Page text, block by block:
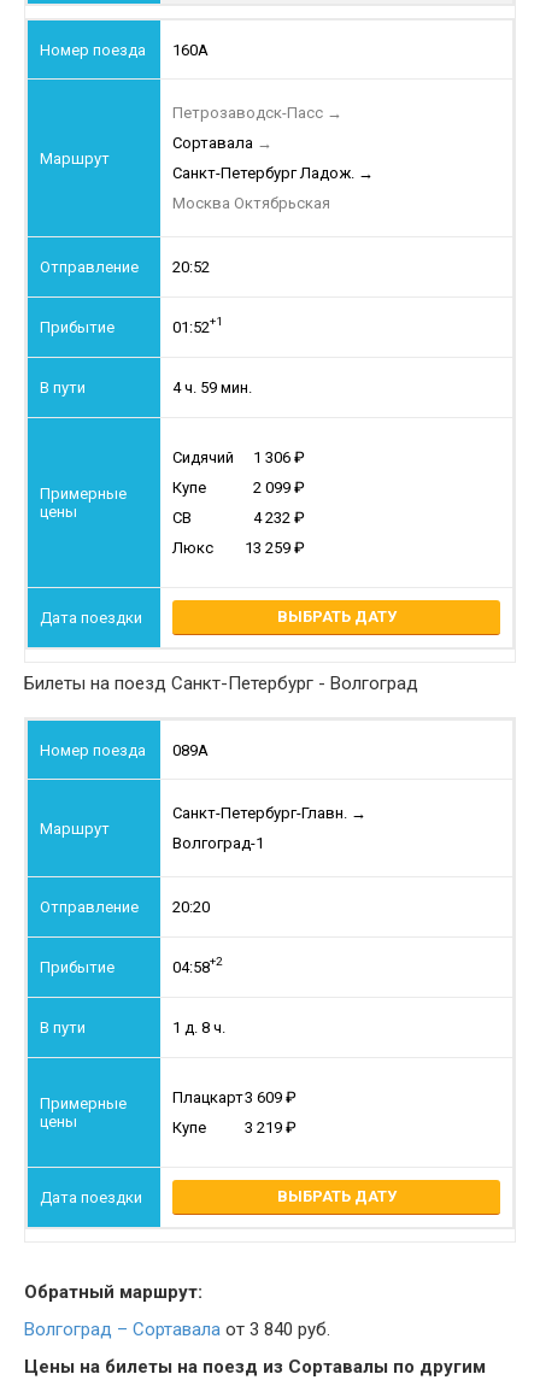
160А
Петрозаводск-Пасс →
Сортавала →
Санкт-Петербург Ладож. →
Москва Октябрьская
20:52
01:52+1
4 ч. 59 мин.
Сидячий
1 306
Купе
2 099
СВ
4 232
Люкс
13 259
ВЫБРАТЬ ДАТУ
Билеты на поезд Санкт-Петербург - Волгоград
089А
Санкт-Петербург-Главн. →
Волгоград-1
20:20
04:58+2
1 д. 8 ч.
Плацкарт3 609
Купе
3 219
ВЫБРАТЬ ДАТУ
Обратный маршрут:
Волгоград – Сортавала от 3 840 руб.
Цены на билеты на поезд из Сортавалы по другим